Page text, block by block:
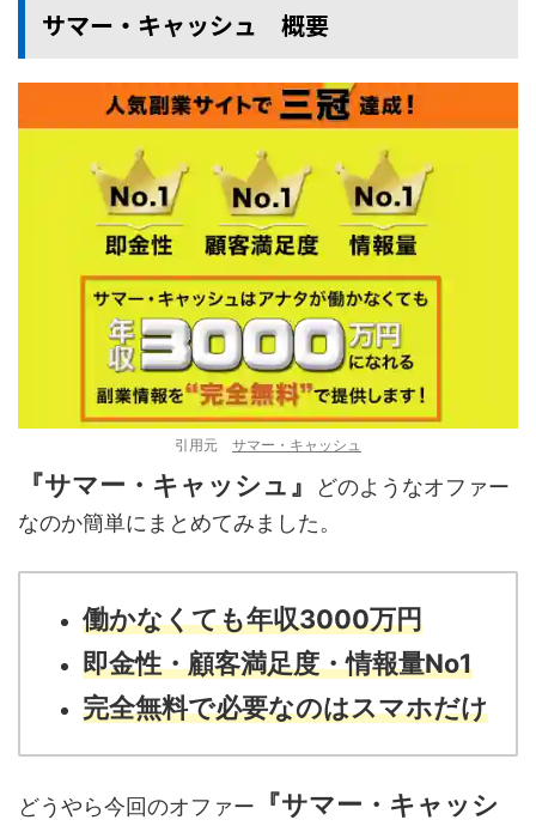
サマー・キャッシュ 概要
引用元 サマー・キャッシュ
『サマー・キャッシュ』
どのようなオファー
なのか簡単にまとめてみました。
働かなくても年収3000万円
即金性・顧客満足度・情報量No1
完全無料で必要なのはスマホだけ
どうやら今回のオファー
『サマー・キャッシ